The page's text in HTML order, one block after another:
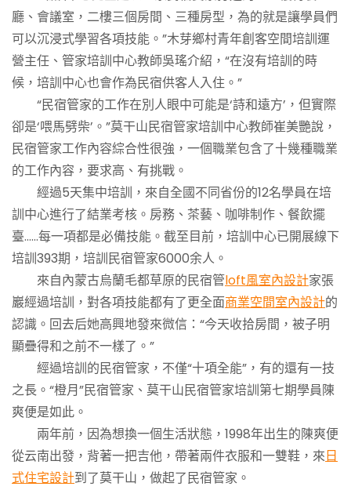
廳、會議室，二樓三個房間、三種房型，為的就是讓學員們
可以沉浸式學習各項技能。”木芽鄉村青年創客空間培訓運
營主任、管家培訓中心教師吳瑤介紹，“在沒有培訓的時
候，培訓中心也會作為民宿供客人入住。”
“民宿管家的工作在別人眼中可能是‘詩和遠方’，但實際
卻是‘喂馬劈柴’。”莫干山民宿管家培訓中心教師崔美艷說，
民宿管家工作內容綜合性很強，一個職業包含了十幾種職業
的工作內容，要求高、有挑戰。
經過5天集中培訓，來自全國不同省份的12名學員在培
訓中心進行了結業考核。房務、茶藝、咖啡制作、餐飲擺
臺……每一項都是必備技能。截至目前，培訓中心已開展線下
培訓393期，培訓民宿管家6000余人。
來自內蒙古烏蘭毛都草原的民宿管loft風室內設計家張
巖經過培訓，對各項技能都有了更全面商業空間室內設計的
認識。回去后她高興地發來微信：“今天收拾房間，被子明
顯疊得和之前不一樣了。”
經過培訓的民宿管家，不僅“十項全能”，有的還有一技
之長。“橙月”民宿管家、莫干山民宿管家培訓第七期學員陳
爽便是如此。
兩年前，因為想換一個生活狀態，1998年出生的陳爽便
從云南出發，背著一把吉他，帶著兩件衣服和一雙鞋，來日
式住宅設計到了莫干山，做起了民宿管家。